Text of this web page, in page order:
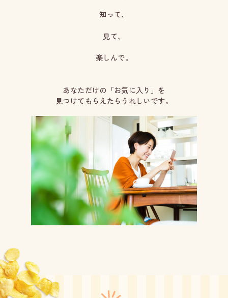
知って、
見て、
楽しんで。
あなただけの「お気に入り」を
見つけてもらえたらうれしいです。